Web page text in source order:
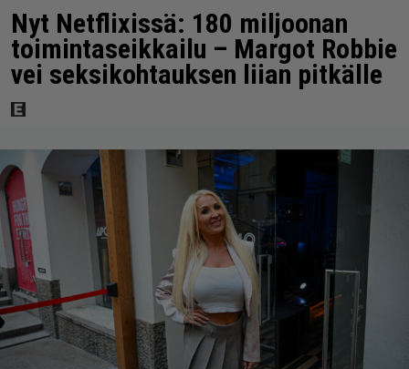
Nyt Netflixissä: 180 miljoonan
toimintaseikkailu – Margot Robbie
vei seksikohtauksen liian pitkälle